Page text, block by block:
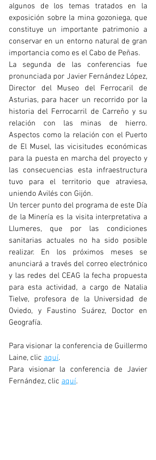
algunos de los temas tratados en la
exposición sobre la mina gozoniega, que
constituye un importante patrimonio a
conservar en un entorno natural de gran
importancia como es el Cabo de Peñas.
La segunda de las conferencias fue
pronunciada por Javier Fernández López,
Director del Museo del Ferrocaril de
Asturias, para hacer un recorrido por la
historia del Ferrocarril de Carreño y su
relación con las minas de hierro.
Aspectos como la relación con el Puerto
de El Musel, las vicisitudes económicas
para la puesta en marcha del proyecto y
las consecuencias esta infraestructura
tuvo para el territorio que atraviesa,
uniendo Avilés con Gijón.
Un tercer punto del programa de este Día
de la Minería es la visita interpretativa a
Llumeres, que por las condiciones
sanitarias actuales no ha sido posible
realizar. En los próximos meses se
anunciará a través del correo electrónico
y las redes del CEAG la fecha propuesta
para esta actividad, a cargo de Natalia
Tielve, profesora de la Universidad de
Oviedo, y Faustino Suárez, Doctor en
Geografía.
Para visionar la conferencia de Guillermo
Laine, clic aquí.
Para visionar la conferencia de Javier
Fernández, clic aquí.